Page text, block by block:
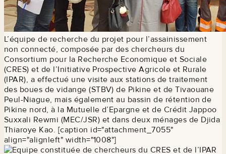
L’équipe de recherche du projet pour l’assainissement
non connecté, composée par des chercheurs du
Consortium pour la Recherche Economique et Sociale
(CRES) et de l’Initiative Prospective Agricole et Rurale
(IPAR), a effectué une visite aux stations de traitement
des boues de vidange (STBV) de Pikine et de Tivaouane
Peul-Niague, mais également au bassin de rétention de
Pikine nord, à la Mutuelle d’Epargne et de Crédit Jappoo
Suxxali Rewmi (MEC/JSR) et dans deux ménages de Djida
Thiaroye Kao. [caption id="attachment_7055"
align="alignleft" width="1008"]